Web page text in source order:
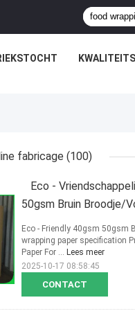
fabricage (100)
Eco -
50gsm Bruin Broodje/
CONTACT
Eco - Friendly 40gsm 50gsm
wrapping paper specification
Paper For ... Lees meer
2025-10-17 08:58:45